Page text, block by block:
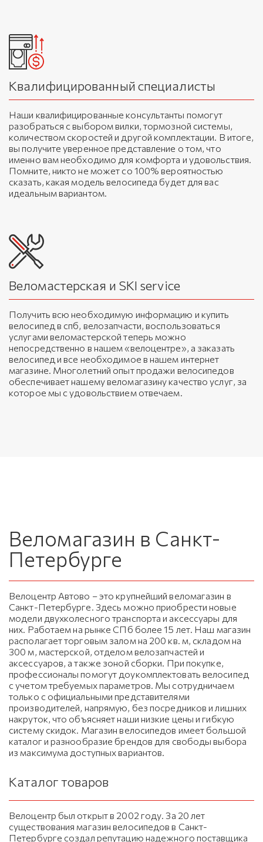
Квалифицированный специалисты
Наши квалифицированные консультанты помогут
разобраться с выбором вилки, тормозной системы,
количеством скоростей и другой комплектации. В итоге,
вы получите уверенное представление о том, что
именно вам необходимо для комфорта и удовольствия.
Помните, никто не может со 100% вероятностью
сказать, какая модель велосипеда будет для вас
идеальным вариантом.
Веломастерская и SKI service
Получить всю необходимую информацию и купить
велосипед в спб, велозапчасти, воспользоваться
услугами веломастерской теперь можно
непосредственно в нашем «велоцентре», а заказать
велосипед и все необходимое в нашем интернет
магазине. Многолетний опыт продажи велосипедов
обеспечивает нашему веломагазину качество услуг, за
которое мы с удовольствием отвечаем.
Веломагазин в Санкт-
Петербурге
Велоцентр Автово – это крупнейший веломагазин в
Санкт-Петербурге. Здесь можно приобрести новые
модели двухколесного транспорта и аксессуары для
них. Работаем на рынке СПб более 15 лет. Наш магазин
располагает торговым залом на 200 кв. м, складом на
300 м, мастерской, отделом велозапчастей и
аксессуаров, а также зоной сборки. При покупке,
профессионалы помогут доукомплектовать велосипед
с учетом требуемых параметров. Мы сотрудничаем
только с официальными представителями
производителей, напрямую, без посредников и лишних
накруток, что объясняет наши низкие цены и гибкую
систему скидок. Магазин велосипедов имеет большой
каталог и разнообразие брендов для свободы выбора
из максимума доступных вариантов.
Каталог товаров
Велоцентр был открыт в 2002 году. За 20 лет
существования магазин велосипедов в Санкт-
Петербурге создал репутацию надежного поставщика